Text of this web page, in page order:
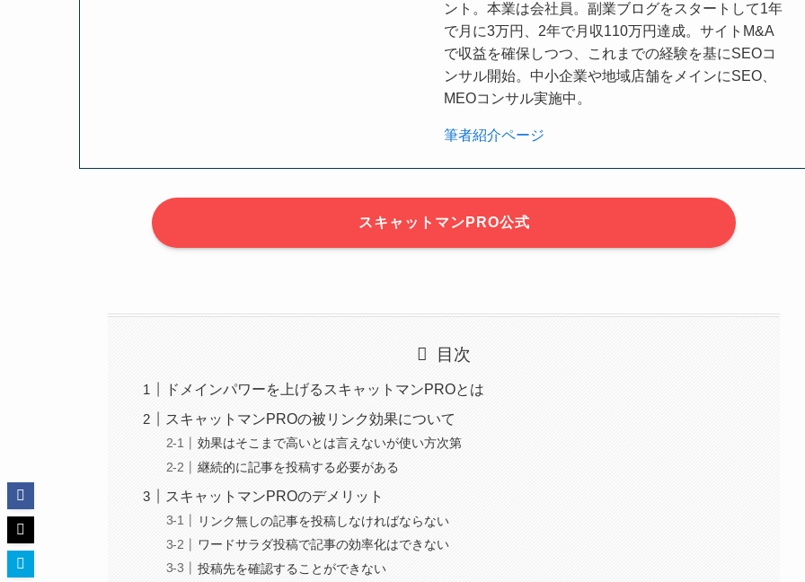
ント。本業は会社員。副業ブログをスタートして1年
で月に3万円、2年で月収110万円達成。サイトM&A
で収益を確保しつつ、これまでの経験を基にSEOコ
ンサル開始。中小企業や地域店舗をメインにSEO、
MEOコンサル実施中。
筆者紹介ページ
スキャットマンPRO公式
目次
ドメインパワーを上げるスキャットマンPROとは
スキャットマンPROの被リンク効果について
効果はそこまで高いとは言えないが使い方次第
継続的に記事を投稿する必要がある
スキャットマンPROのデメリット
リンク無しの記事を投稿しなければならない
ワードサラダ投稿で記事の効率化はできない
投稿先を確認することができない